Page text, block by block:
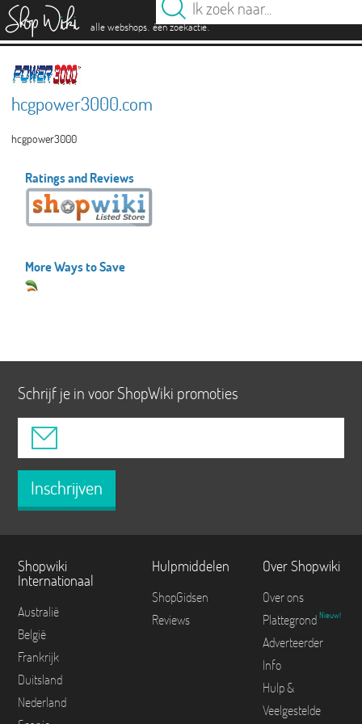
alle webshops. één zoekactie.
hcgpower3000.com
hcgpower3000
Ratings and Reviews
More Ways to Save
Schrijf je in voor ShopWiki promoties
Inschrijven
Shopwiki
Internationaal
Australië
België
Frankrijk
Duitsland
Nederland
Hulpmiddelen
ShopGidsen
Reviews
Over Shopwiki
Over ons
Plattegrond Nieuw!
Adverteerder
Info
Hulp &
Veelgestelde